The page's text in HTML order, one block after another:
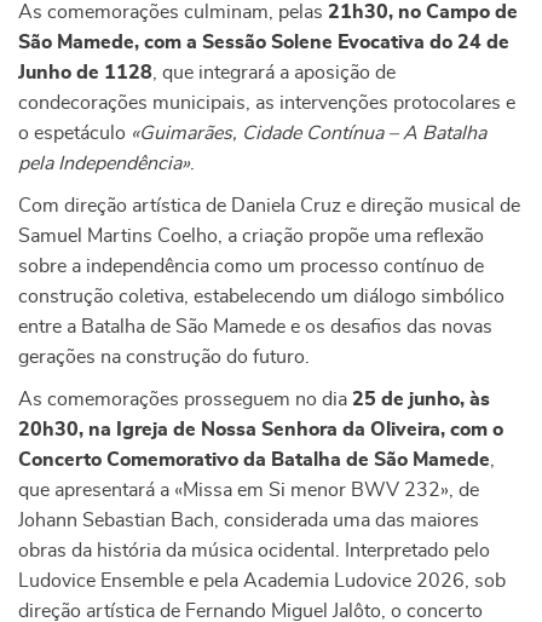
As comemorações culminam, pelas 21h30, no Campo de
São Mamede, com a Sessão Solene Evocativa do 24 de
Junho de 1128 , que integrará a aposição de
condecorações municipais, as intervenções protocolares e
o espetáculo «Guimarães, Cidade Contínua – A Batalha
pela Independência».
Com direção artística de Daniela Cruz e direção musical de
Samuel Martins Coelho, a criação propõe uma reflexão
sobre a independência como um processo contínuo de
construção coletiva, estabelecendo um diálogo simbólico
entre a Batalha de São Mamede e os desafios das novas
gerações na construção do futuro.
As comemorações prosseguem no dia 25 de junho, às
20h30, na Igreja de Nossa Senhora da Oliveira, com o
Concerto Comemorativo da Batalha de São Mamede
que apresentará a «Missa em Si menor BWV 232», de
Johann Sebastian Bach, considerada uma das maiores
obras da história da música ocidental. Interpretado pelo
Ludovice Ensemble e pela Academia Ludovice 2026, sob
direção artística de Fernando Miguel Jalôto, o concerto